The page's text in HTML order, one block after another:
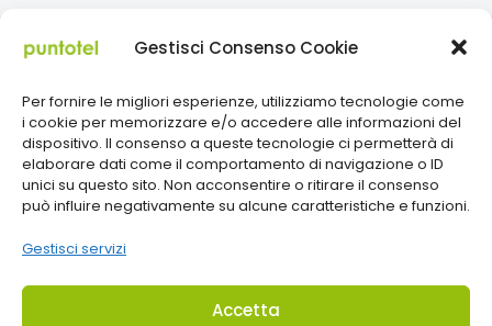
Gestisci Consenso Cookie
Per fornire le migliori esperienze, utilizziamo tecnologie come
i cookie per memorizzare e/o accedere alle informazioni del
dispositivo. Il consenso a queste tecnologie ci permetterà di
elaborare dati come il comportamento di navigazione o ID
unici su questo sito. Non acconsentire o ritirare il consenso
può influire negativamente su alcune caratteristiche e funzioni.
Gestisci servizi
Accetta
Facebook
Instagram
TikTok
Paga con